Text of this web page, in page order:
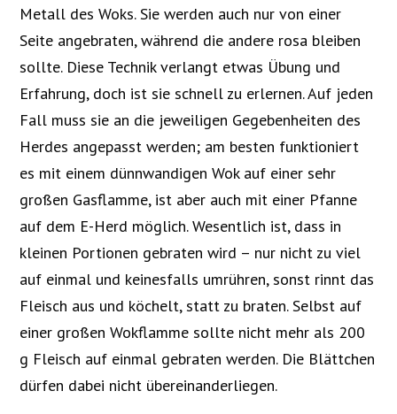
Metall des Woks. Sie werden auch nur von einer
Seite angebraten, während die andere rosa bleiben
sollte. Diese Technik verlangt etwas Übung und
Erfahrung, doch ist sie schnell zu erlernen. Auf jeden
Fall muss sie an die jeweiligen Gegebenheiten des
Herdes angepasst werden; am besten funktioniert
es mit einem dünnwandigen Wok auf einer sehr
großen Gasflamme, ist aber auch mit einer Pfanne
auf dem E-Herd möglich. Wesentlich ist, dass in
kleinen Portionen gebraten wird – nur nicht zu viel
auf einmal und keinesfalls umrühren, sonst rinnt das
Fleisch aus und köchelt, statt zu braten. Selbst auf
einer großen Wokflamme sollte nicht mehr als 200
g Fleisch auf einmal gebraten werden. Die Blättchen
dürfen dabei nicht übereinanderliegen.